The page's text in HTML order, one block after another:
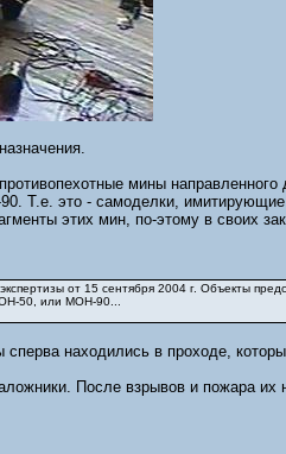
мины
Т.е. это - самоделки,
этих мин, по-этому в своих
от 15 сентября 2004 г. Объекты
50, или МОН-90...
находились в проходе,
После взрывов и пожара их